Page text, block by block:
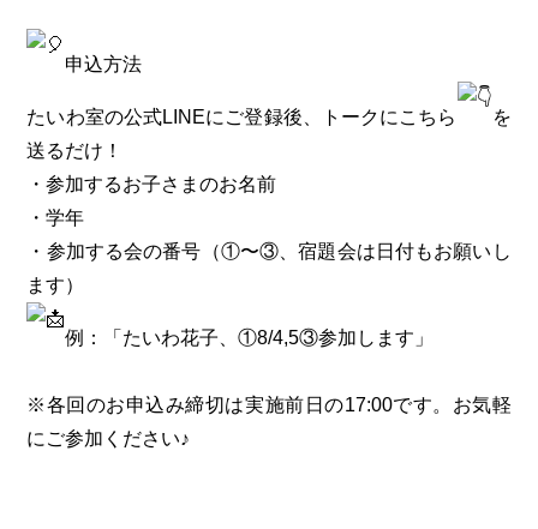
申込方法
たいわ室の公式LINEにご登録後、トークにこちら
を
送るだけ！
・参加するお子さまのお名前
・学年
・参加する会の番号（①〜③、宿題会は日付もお願いし
ます）
例：「たいわ花子、①8/4,5③参加します」
※各回のお申込み締切は実施前日の17:00です。お気軽
にご参加ください♪